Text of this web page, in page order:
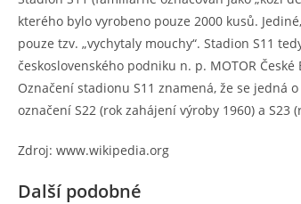
kterého bylo vyrobeno pouze 2000 kusů.
pouze tzv. „vychytaly mouchy“. Stadion S11
československého podniku n. p. MOTOR
Označení stadionu S11 znamená, že se jedná
označení S22 (rok zahájení výroby 1960) a S23
Zdroj: www.wikipedia.org
Další podobné